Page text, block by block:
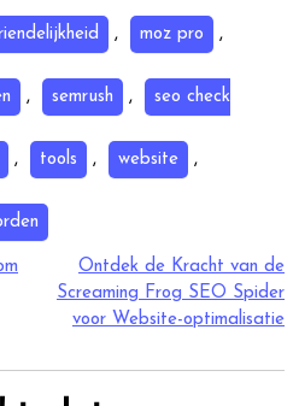
, moz pro ,
, semrush , seo check
, tools , website ,
Ontdek de Kracht van de
Screaming Frog SEO Spider
voor Website-optimalisatie